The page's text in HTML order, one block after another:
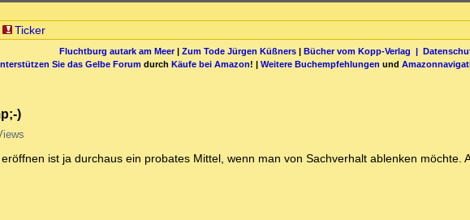
Ticker
Fluchtburg autark am Meer| Zum Tode Jürgen Küßners| Bücher vom Kopp-Verlag |
Sie das Gelbe Forum durch Käufe bei Amazon! | Weitere Buchempfehlungen und
)
ist ja durchaus ein probates Mittel, wenn man von Sachverhalt ablenken möchte.